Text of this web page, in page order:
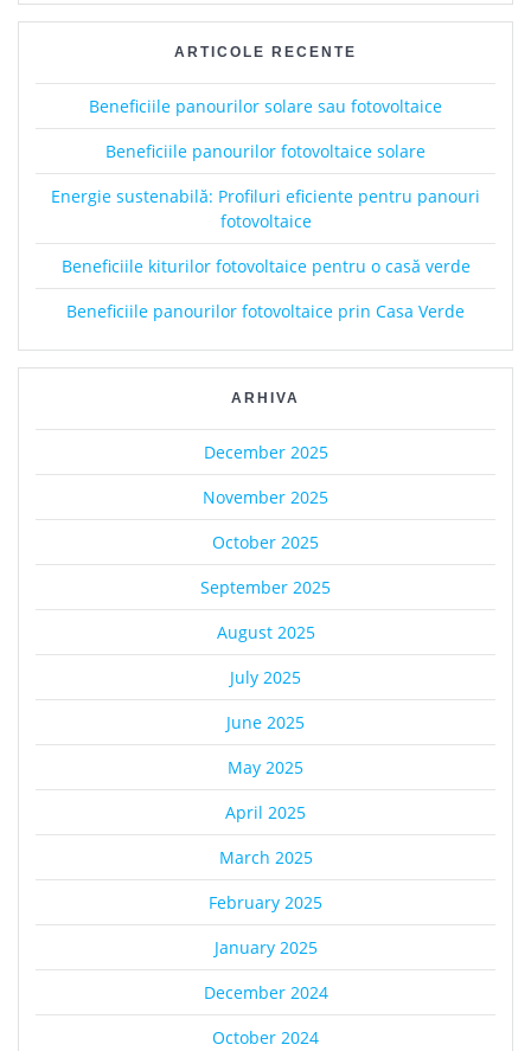
ARTICOLE RECENTE
Beneficiile panourilor solare sau fotovoltaice
Beneficiile panourilor fotovoltaice solare
Energie sustenabilă: Profiluri eficiente pentru panouri
fotovoltaice
Beneficiile kiturilor fotovoltaice pentru o casă verde
Beneficiile panourilor fotovoltaice prin Casa Verde
ARHIVA
December 2025
November 2025
October 2025
September 2025
August 2025
July 2025
June 2025
May 2025
April 2025
March 2025
February 2025
January 2025
December 2024
October 2024